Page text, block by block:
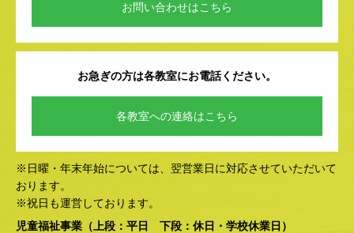
お問い合わせはこちら
お急ぎの方は各教室にお電話ください。
各教室への連絡はこちら
※日曜・年末年始については、翌営業日に対応させていただいて
おります。
※祝日も運営しております。
児童福祉事業 （上段：平日 下段：休日・学校休業日）